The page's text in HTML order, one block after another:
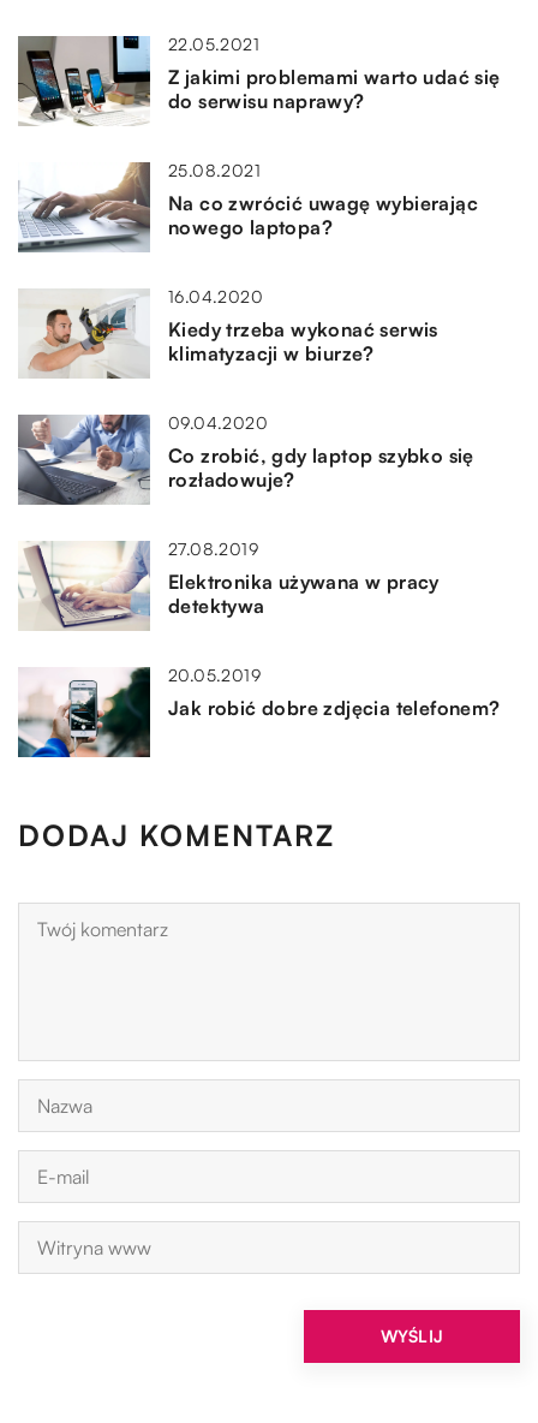
22.05.2021
Z jakimi problemami warto udać się
do serwisu naprawy?
25.08.2021
Na co zwrócić uwagę wybierając
nowego laptopa?
16.04.2020
Kiedy trzeba wykonać serwis
klimatyzacji w biurze?
09.04.2020
Co zrobić, gdy laptop szybko się
rozładowuje?
27.08.2019
Elektronika używana w pracy
detektywa
20.05.2019
Jak robić dobre zdjęcia telefonem?
DODAJ KOMENTARZ